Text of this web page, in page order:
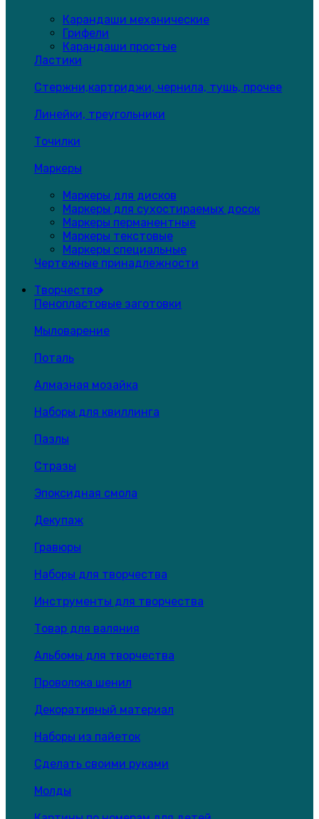
Карандаши механические
Грифели
Карандаши простые
Ластики
Стержни,картриджи, чернила, тушь, прочее
Линейки, треугольники
Точилки
Маркеры
Маркеры для дисков
Маркеры для сухостираемых досок
Маркеры перманентные
Маркеры текстовые
Маркеры специальные
Чертежные принадлежности
Творчество
Пенопластовые заготовки
Мыловарение
Поталь
Алмазная мозайка
Наборы для квиллинга
Пазлы
Стразы
Эпоксидная смола
Декупаж
Гравюры
Наборы для творчества
Инструменты для творчества
Товар для валяния
Альбомы для творчества
Проволока шенил
Декоративный материал
Наборы из пайеток
Сделать своими руками
Молды